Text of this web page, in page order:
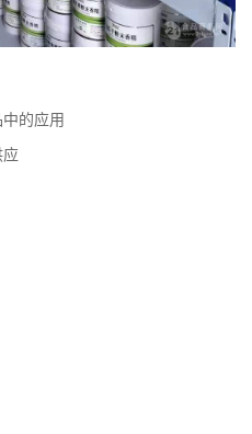
的应用
应